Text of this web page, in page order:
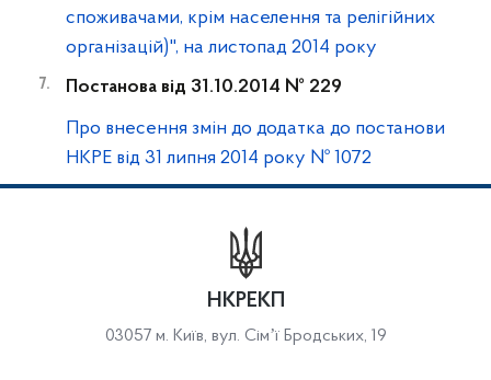
споживачами, крім населення та релігійних
організацій)", на листопад 2014 року
Постанова від 31.10.2014 № 229
Про внесення змін до додатка до постанови
НКРЕ від 31 липня 2014 року № 1072
НКРЕКП
03057 м. Київ, вул. Сімʼї Бродських, 19